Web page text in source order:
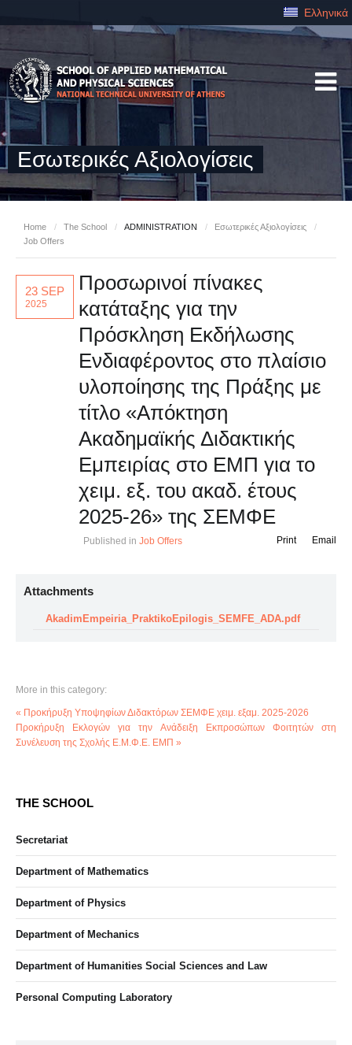
Ελληνικά
Εσωτερικές Αξιολογίσεις
Home / The School / ADMINISTRATION / Εσωτερικές Αξιολογίσεις
/
Job Offers
23 SEP
2025
Προσωρινοί πίνακες
κατάταξης για την
Πρόσκληση Εκδήλωσης
Ενδιαφέροντος στο πλαίσιο
υλοποίησης της Πράξης με
τίτλο «Απόκτηση
Ακαδημαϊκής Διδακτικής
Εμπειρίας στο ΕΜΠ για το
χειμ. εξ. του ακαδ. έτους
2025-26» της ΣΕΜΦΕ
Published in Job Offers Email
Print
Attachments
AkadimEmpeiria_PraktikoEpilogis_SEMFE_ADA.pdf
More in this category:
« Προκήρυξη Υποψηφίων Διδακτόρων ΣΕΜΦΕ χειμ. εξαμ. 2025-2026
Προκήρυξη Εκλογών για την Ανάδειξη Εκπροσώπων Φοιτητών στη
Συνέλευση της Σχολής Ε.Μ.Φ.Ε. ΕΜΠ »
THE SCHOOL
Secretariat
Department of Mathematics
Department of Physics
Department of Mechanics
Department of Humanities Social Sciences and Law
Personal Computing Laboratory